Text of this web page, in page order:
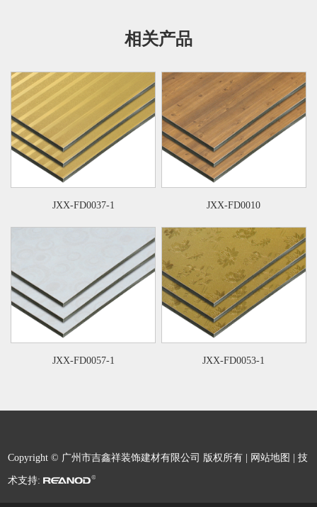
相关产品
JXX-FD0037-1 JXX-FD0010
JXX-FD0057-1 JXX-FD0053-1
Copyright © 广州市吉鑫祥装饰建材有限公司 版权所有 | 网站地图 | 技
术支持: